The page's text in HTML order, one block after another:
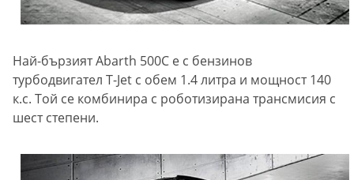
Най-бързият Abarth 500C е с бензинов
турбодвигател T-Jet с обем 1.4 литра и мощност 140
к.с. Той се комбинира с роботизирана трансмисия с
шест степени.